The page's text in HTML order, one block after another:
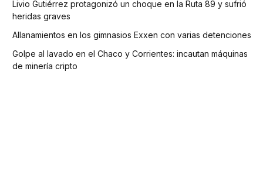
Livio Gutiérrez protagonizó un choque en la Ruta 89 y sufrió
heridas graves
Allanamientos en los gimnasios Exxen con varias detenciones
Golpe al lavado en el Chaco y Corrientes: incautan máquinas
de minería cripto